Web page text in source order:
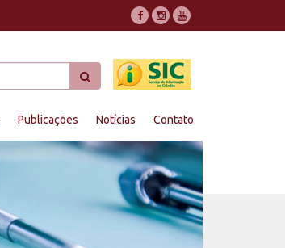
Publicações Notícias Contato